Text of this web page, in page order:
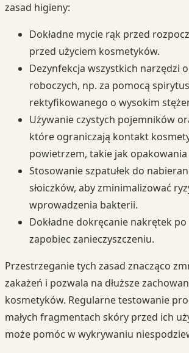
zasad higieny:
Dokładne mycie rąk przed
przed użyciem kosmetyków.
Dezynfekcja wszystkich narzędzi
roboczych, np. za pomocą
rektyfikowanego o wysokim
Używanie czystych pojemników
które ograniczają kontakt
powietrzem, takie jak
Stosowanie szpatułek do
słoiczków, aby zminimalizować
wprowadzenia bakterii.
Dokładne dokręcanie nakrętek
zapobiec zanieczyszczeniu.
Przestrzeganie tych zasad znacząco
zakażeń i pozwala na dłuższe
kosmetyków. Regularne testowanie
małych fragmentach skóry przed ich
może pomóc w wykrywaniu